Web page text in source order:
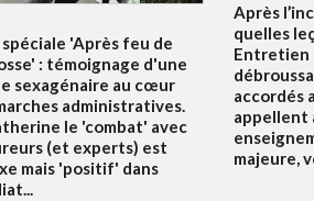
'Après feu de
: témoignage d'une
sexagénaire au cœur
administratives.
le 'combat' avec
(et experts) est
mais 'positif' dans
Après
quelles
Entretien
accordés
appellent
majeure,